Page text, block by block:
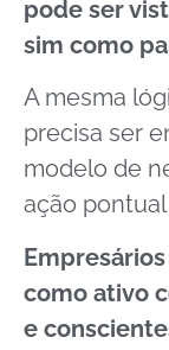
pode ser
sim como
A mesma
precisa ser
modelo de
ação
como ativo
e